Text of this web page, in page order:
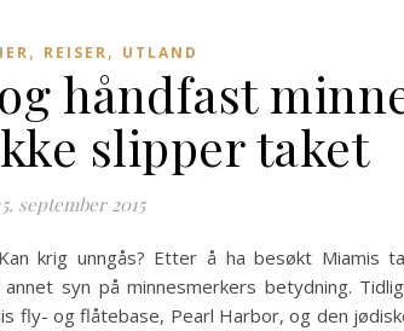
, REISER, UTLAND
håndfast
slipper taket
september 2015
krig unngås? Etter å ha besøkt Miamis
syn på minnesmerkers betydning.
fly- og flåtebase, Pearl Harbor, og den